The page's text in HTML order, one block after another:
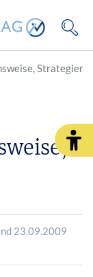
Strategien
23.09.2009